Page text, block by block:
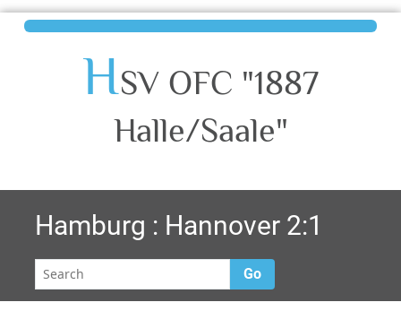
HSV OFC "1887
Halle/Saale"
Hamburg : Hannover 2:1
Go